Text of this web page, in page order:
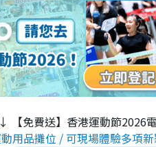
↓ 【免費送】香港運動節2026
用品攤位 / 可現場體驗多項